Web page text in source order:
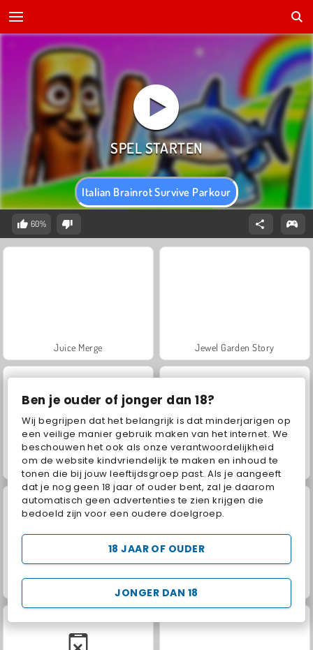
Ben je ouder of jonger dan 18?
Wij begrijpen dat het belangrijk is dat minderjarigen op
een veilige manier gebruik maken van het internet. We
beschouwen het ook als onze verantwoordelijkheid
om de website kindvriendelijk te maken en inhoud te
tonen die bij jouw leeftijdsgroep past. Als je aangeeft
dat je nog geen 18 jaar of ouder bent, zal je daarom
automatisch geen advertenties te zien krijgen die
bedoeld zijn voor een oudere doelgroep.
JONGER DAN 18
18 JAAR OF OUDER
Italian Brainrot Survive Parkour
60%
Juice Merge Jewel Garden Story
Grand Mahjong Connect Scala 40